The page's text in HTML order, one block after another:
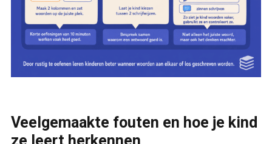
Veelgemaakte fouten en hoe je kind